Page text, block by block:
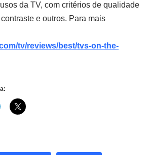
da TV, com critérios de qualidade
e outros. Para mais
tv/reviews/best/tvs-on-the-